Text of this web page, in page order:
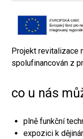
Projekt revitalizace
spolufinancován z
co u nás
plně funkční
expozici k